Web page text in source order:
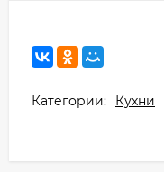
Категории: Кухни